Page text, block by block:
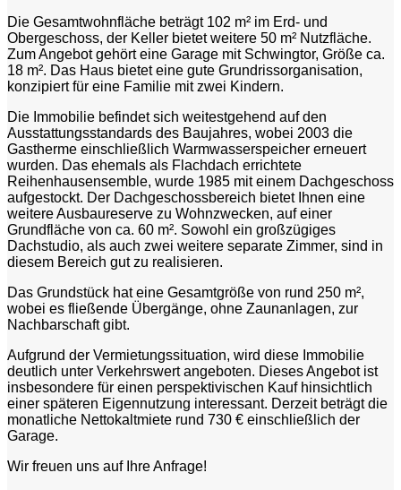
Die Gesamtwohnfläche beträgt 102 m² im Erd- und
Obergeschoss, der Keller bietet weitere 50 m² Nutzfläche.
Zum Angebot gehört eine Garage mit Schwingtor, Größe ca.
18 m². Das Haus bietet eine gute Grundrissorganisation,
konzipiert für eine Familie mit zwei Kindern.
Die Immobilie befindet sich weitestgehend auf den
Ausstattungsstandards des Baujahres, wobei 2003 die
Gastherme einschließlich Warmwasserspeicher erneuert
wurden. Das ehemals als Flachdach errichtete
Reihenhausensemble, wurde 1985 mit einem Dachgeschoss
aufgestockt. Der Dachgeschossbereich bietet Ihnen eine
weitere Ausbaureserve zu Wohnzwecken, auf einer
Grundfläche von ca. 60 m². Sowohl ein großzügiges
Dachstudio, als auch zwei weitere separate Zimmer, sind in
diesem Bereich gut zu realisieren.
Das Grundstück hat eine Gesamtgröße von rund 250 m²,
wobei es fließende Übergänge, ohne Zaunanlagen, zur
Nachbarschaft gibt.
Aufgrund der Vermietungssituation, wird diese Immobilie
deutlich unter Verkehrswert angeboten. Dieses Angebot ist
insbesondere für einen perspektivischen Kauf hinsichtlich
einer späteren Eigennutzung interessant. Derzeit beträgt die
monatliche Nettokaltmiete rund 730 € einschließlich der
Garage.
Wir freuen uns auf Ihre Anfrage!